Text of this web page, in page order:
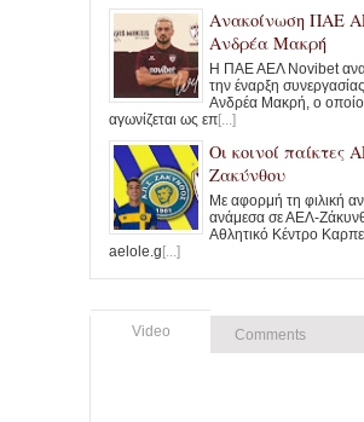
Ανακοίνωση ΠΑΕ
Ανδρέα Μακρή
Η ΠΑΕ ΑΕΛ Novibet
την έναρξη
Ανδρέα Μακρή, ο
αγωνίζεται ως επ[...]
Οι κοινοί παίκτες
Ζακύνθου
Με αφορμή τη φιλική
ανάμεσα σε ΑΕΛ-
Αθλητικό Κέντρο
aelole.g [...]
Video Comments